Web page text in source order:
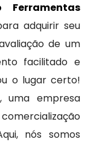
Ferramentas
adquirir seu
de um
facilitado e
o lugar certo!
uma empresa
nós somos